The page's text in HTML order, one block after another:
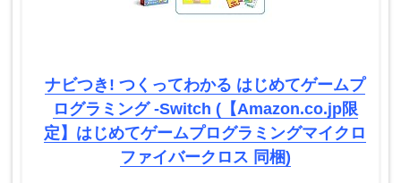
ナビつき! つくってわかる はじめてゲームプ
ログラミング -Switch (【Amazon.co.jp限
定】はじめてゲームプログラミングマイクロ
ファイバークロス 同梱)